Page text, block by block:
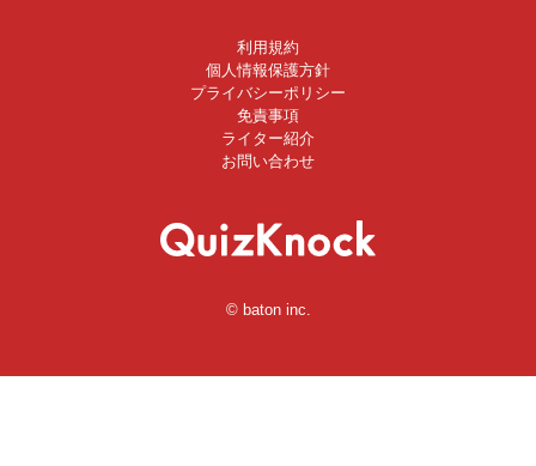
利用規約
個人情報保護方針
プライバシーポリシー
免責事項
ライター紹介
お問い合わせ
© baton inc.